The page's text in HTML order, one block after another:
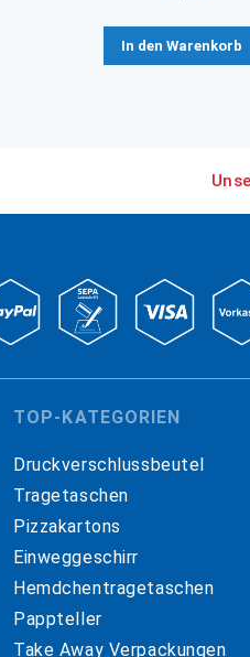
In den Warenkorb
TOP-KATEGORIEN
Druckverschlussbeutel
Tragetaschen
Pizzakartons
Einweggeschirr
Hemdchentragetaschen
Pappteller
Take Away Verpackungen